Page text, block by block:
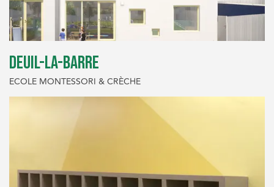
DEUIL-LA-BARRE
ECOLE MONTESSORI & CRÈCHE